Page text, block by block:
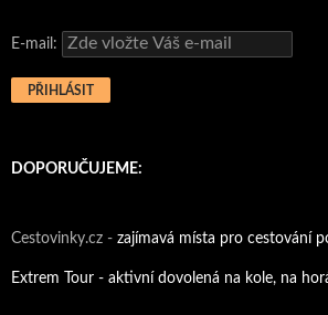
E-mail:
DOPORUČUJEME:
Cestovinky.cz - zajímavá místa pro cestování
Extrem Tour - aktivní dovolená na kole, na